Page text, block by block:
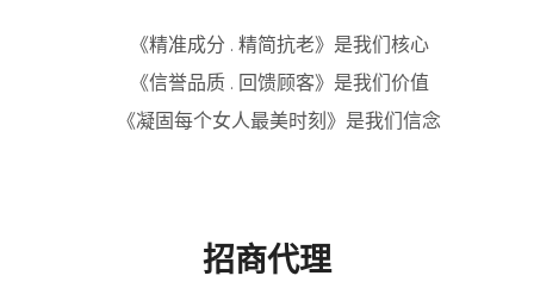
《精准成分 . 精简抗老》是我们核心
《信誉品质 . 回馈顾客》是我们价值
《凝固每个女人最美时刻》是我们信念
招商代理